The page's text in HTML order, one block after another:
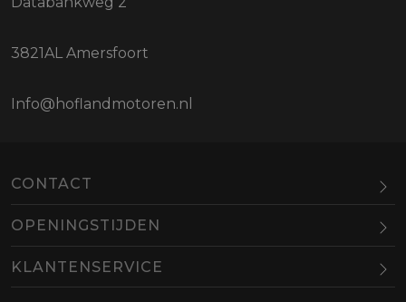
3821AL Amersfoort
Info@hoflandmotoren.nl
CONTACT
OPENINGSTIJDEN
Maandag
Dinsdag
10.00-18.00
KLANTENSERVICE